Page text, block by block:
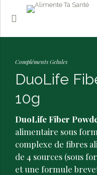
Compléments Gelules
DuoLife
10g
DuoLife Fiber
alimentaire sous
complexe de fibres
de 4 sources (sous
et une formule